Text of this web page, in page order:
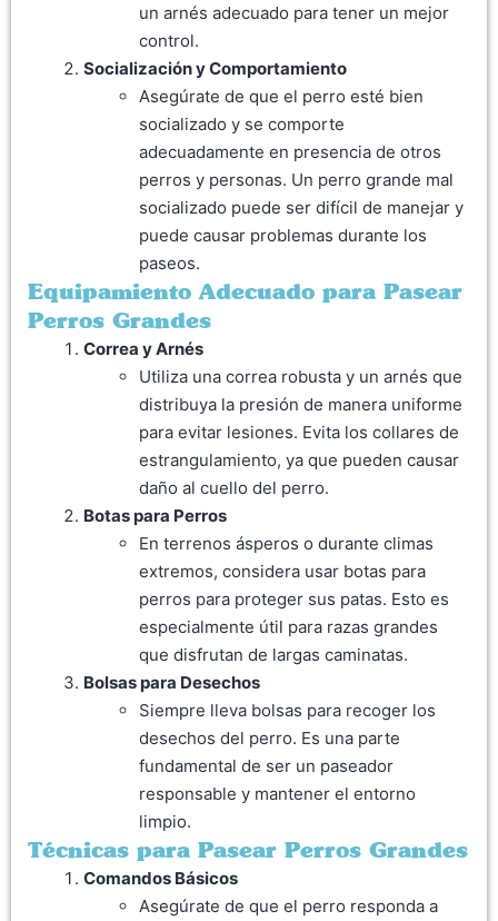
un arnés adecuado para tener un mejor
control.
Socialización y Comportamiento
Asegúrate de que el perro esté bien
socializado y se comporte
adecuadamente en presencia de otros
perros y personas. Un perro grande mal
socializado puede ser difícil de manejar y
puede causar problemas durante los
paseos.
Equipamiento Adecuado para Pasear
Perros Grandes
Correa y Arnés
Utiliza una correa robusta y un arnés que
distribuya la presión de manera uniforme
para evitar lesiones. Evita los collares de
estrangulamiento, ya que pueden causar
daño al cuello del perro.
Botas para Perros
En terrenos ásperos o durante climas
extremos, considera usar botas para
perros para proteger sus patas. Esto es
especialmente útil para razas grandes
que disfrutan de largas caminatas.
Bolsas para Desechos
Siempre lleva bolsas para recoger los
desechos del perro. Es una parte
fundamental de ser un paseador
responsable y mantener el entorno
limpio.
Técnicas para Pasear Perros Grandes
Comandos Básicos
Asegúrate de que el perro responda a